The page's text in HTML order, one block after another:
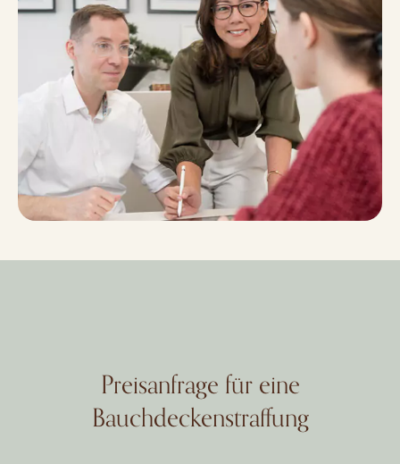
Preisanfrage für eine
Bauchdeckenstraffung